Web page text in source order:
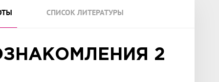
СПИСОК ЛИТЕРАТУРЫ
2